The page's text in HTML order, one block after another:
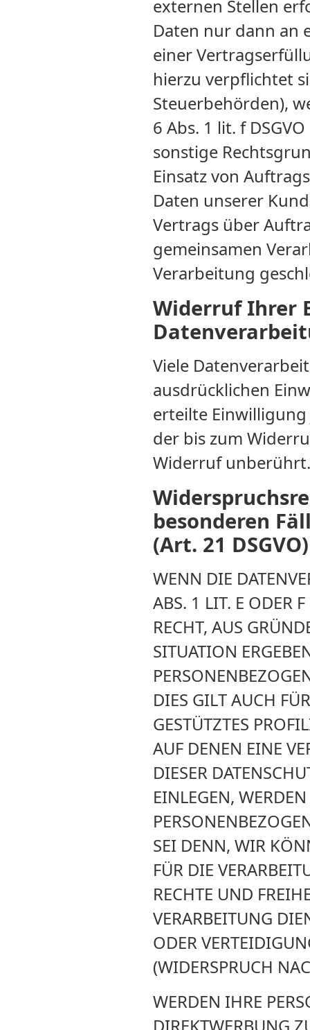
externen Stellen
Daten nur dann an
einer
hierzu verpflichtet
Steuerbehörden),
6 Abs. 1 lit. f
sonstige
Einsatz von
Daten unserer
Vertrags über
gemeinsamen
Verarbeitung
Widerruf Ihrer
Viele
ausdrücklichen
erteilte
der bis zum
Widerruf unberührt.
besonderen
(Art. 21 DSGVO)
WENN DIE
ABS. 1 LIT. E ODER
RECHT, AUS
SITUATION
DIES GILT AUCH
GESTÜTZTES
AUF DENEN EINE
DIESER
EINLEGEN,
SEI DENN, WIR
FÜR DIE
RECHTE UND
VERARBEITUNG
ODER
(WIDERSPRUCH
WERDEN IHRE